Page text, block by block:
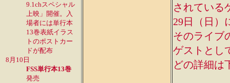
9.1chスペシャル
上映 」開催。入
場者には単行本
13巻表紙イラス
トのポストカー
ドが配布
8月10日
FSS単行本13巻
発売
されている
29日（日）
そのライブ
ゲストとし
どの詳細は